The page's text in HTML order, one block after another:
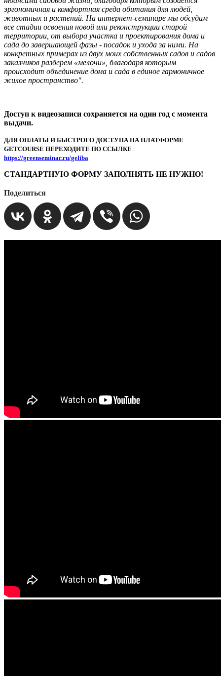
нюансами садовой жизни, благодаря которым создается
эргономичная и комфортная среда обитания для людей,
животных и растений. На интернет-семинаре мы обсудим
все стадии освоения новой или реконструкции старой
территории, от выбора участка и проектирования дома и
сада до завершающей фазы - посадок и ухода за ними. На
конкретных примерах из двух моих собственных садов и садов
заказчиков разберем «мелочи», благодаря которым
происходит объединение дома и сада в единое гармоничное
жилое пространство".
Доступ к видеозаписи сохраняется на один год с момента
выдачи.
ДЛЯ ОПЛАТЫ И БЫСТРОГО ДОСTУПА НА ПЛАТФОРМЕ
GETCOURSE ПЕРЕХОДИТЕ ПО ССЫЛКЕ
https://greenseminar.ru/geliba
СТАНДАРТНУЮ ФОРМУ ЗАПОЛНЯТЬ НЕ НУЖНО!
Поделиться